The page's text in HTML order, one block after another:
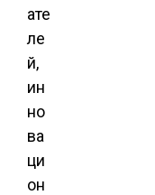
ате
ле
й,
ин
но
ва
ци
он